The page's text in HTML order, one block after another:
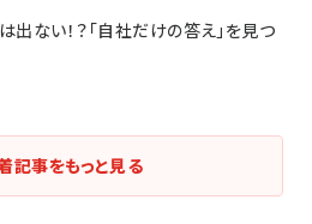
ない！？「自社だけの答え」を見つ
記事をもっと見る